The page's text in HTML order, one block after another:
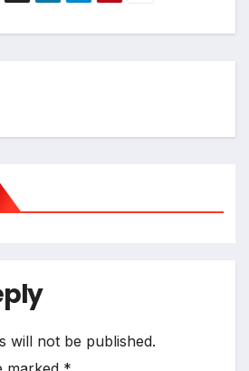
will not be published.